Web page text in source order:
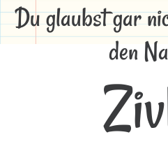
Du glaubst gar
den